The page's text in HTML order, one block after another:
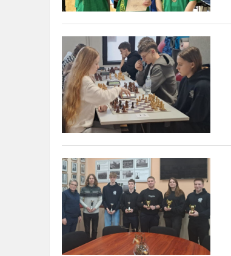
teniso
v...
Respublikinės
šaškių,
šachmatų
varžybos
Šaškių
ir
šachmatų
varžybose
gimnazistai
varžėsi
dėl